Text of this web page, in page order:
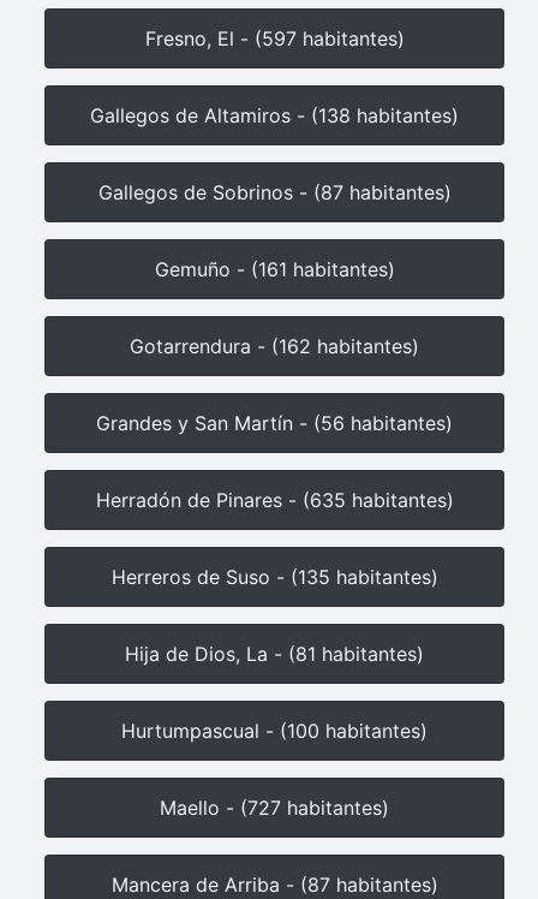
Fresno, El - (597 habitantes)
Gallegos de Altamiros - (138 habitantes)
Gallegos de Sobrinos - (87 habitantes)
Gemuño - (161 habitantes)
Gotarrendura - (162 habitantes)
Grandes y San Martín - (56 habitantes)
Herradón de Pinares - (635 habitantes)
Herreros de Suso - (135 habitantes)
Hija de Dios, La - (81 habitantes)
Hurtumpascual - (100 habitantes)
Maello - (727 habitantes)
Mancera de Arriba - (87 habitantes)